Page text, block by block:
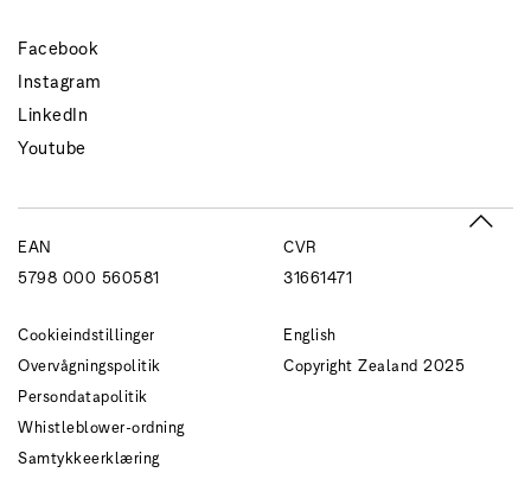
Facebook
Instagram
LinkedIn
Youtube
EAN
5798 000 560581
CVR
31661471
Cookieindstillinger
Overvågningspolitik
Persondatapolitik
Whistleblower-ordning
Samtykkeerklæring
English
Copyright Zealand 2025